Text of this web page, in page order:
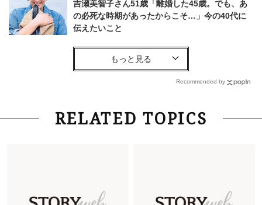
吉瀬美智子さん51歳「離婚した45歳。でも、あ
の必死な時期があったからこそ…」今の40代に
伝えたいこと
Fashion
【40代コンサバ派】白Tシャツは「パール×ゴー
Lifestyle 2026.7.29
「お若いですね」は褒め言葉？“若い＝美しい”と
上野千鶴子先生が問い直す“理想の老後”の呪縛
Recommended by
RELATED TOPICS